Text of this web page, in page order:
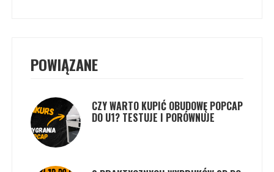
POWIĄZANE
CZY WARTO KUPIĆ OBUDOWĘ POPCAP
DO U1? TESTUJE I PORÓWNUJE